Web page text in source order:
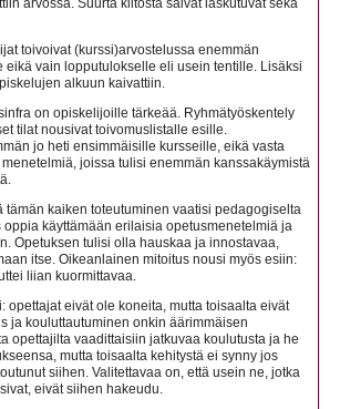
toivoivat (kurssi)arvostelussa enemmän
vain lopputulokselle eli usein tentille. Lisäksi
alkuun kaivattiin.
on opiskelijoille tärkeää. Ryhmätyöskentely
tilat nousivat toivomuslistalle esille.
jo heti ensimmäisille kursseille, eikä vasta
joissa tulisi enemmän kanssakäymistä
tämän kaiken toteutuminen vaatisi pedagogiselta
käyttämään erilaisia opetusmenetelmiä ja
Opetuksen tulisi olla hauskaa ja innostavaa,
itse. Oikeanlainen mitoitus nousi myös esiin:
liian kuormittavaa.
opettajat eivät ole koneita, mutta toisaalta eivät
ja kouluttautuminen onkin äärimmäisen
opettajilta vaadittaisiin jatkuvaa koulutusta ja he
mutta toisaalta kehitystä ei synny jos
siihen. Valitettavaa on, että usein ne, jotka
eivät siihen hakeudu.